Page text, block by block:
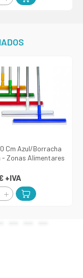
Cm Azul/Borracha
- Zonas Alimentares
+IVA